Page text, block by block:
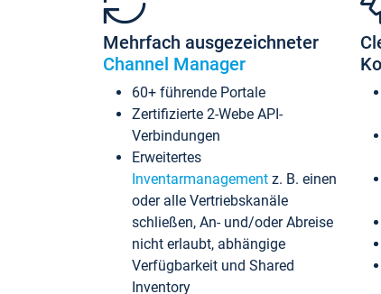
Mehrfach ausgezeichneter
Channel Manager
60+ führende Portale
Zertifizierte 2-Webe API-
Verbindungen
Erweitertes
Inventarmanagement z. B. einen
oder alle Vertriebskanäle
schließen, An- und/oder Abreise
nicht erlaubt, abhängige
Verfügbarkeit und Shared
Inventory